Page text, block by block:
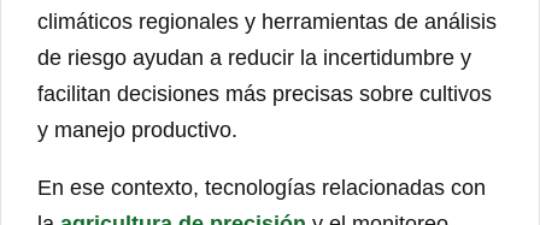
climáticos regionales y herramientas de análisis
de riesgo ayudan a reducir la incertidumbre y
facilitan decisiones más precisas sobre cultivos
y manejo productivo.
En ese contexto, tecnologías relacionadas con